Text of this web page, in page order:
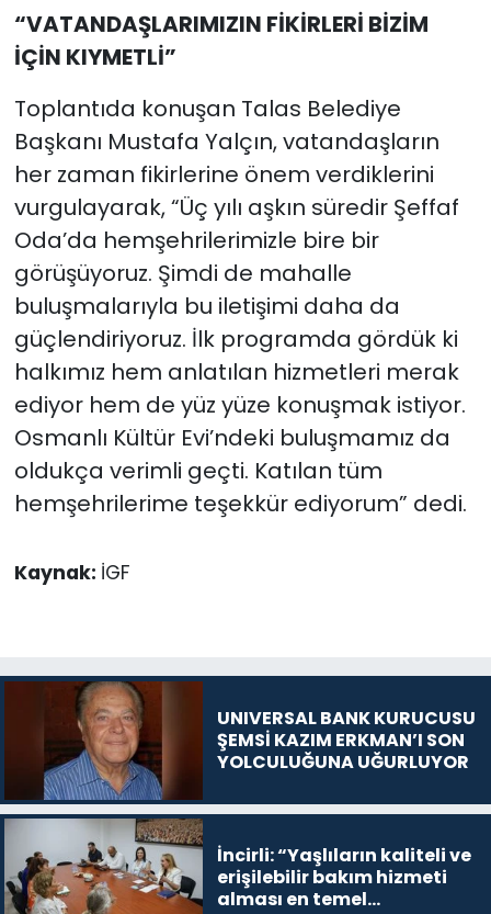
“VATANDAŞLARIMIZIN FİKİRLERİ BİZİM
İÇİN KIYMETLİ”
Toplantıda konuşan Talas Belediye
Başkanı Mustafa Yalçın, vatandaşların
her zaman fikirlerine önem verdiklerini
vurgulayarak, “Üç yılı aşkın süredir Şeffaf
Oda’da hemşehrilerimizle bire bir
görüşüyoruz. Şimdi de mahalle
buluşmalarıyla bu iletişimi daha da
güçlendiriyoruz. İlk programda gördük ki
halkımız hem anlatılan hizmetleri merak
ediyor hem de yüz yüze konuşmak istiyor.
Osmanlı Kültür Evi’ndeki buluşmamız da
oldukça verimli geçti. Katılan tüm
hemşehrilerime teşekkür ediyorum” dedi.
Kaynak: İGF
UNIVERSAL BANK KURUCUSU
ŞEMSİ KAZIM ERKMAN’I SON
YOLCULUĞUNA UĞURLUYOR
İncirli: “Yaşlıların kaliteli ve
erişilebilir bakım hizmeti
alması en temel